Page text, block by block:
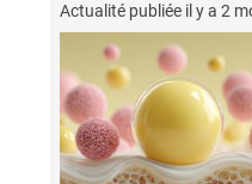
Actualité publiée il y a 2